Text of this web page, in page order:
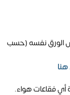
الورق نفسه (حسب
أي فقاعات هواء.